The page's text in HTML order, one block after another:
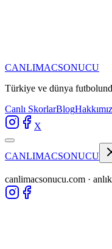
CANLIMACSONUCU
Türkiye ve dünya
Canlı SkorlarBlog
X
CANLIMACSONUCU
canlimacsonucu.com ·